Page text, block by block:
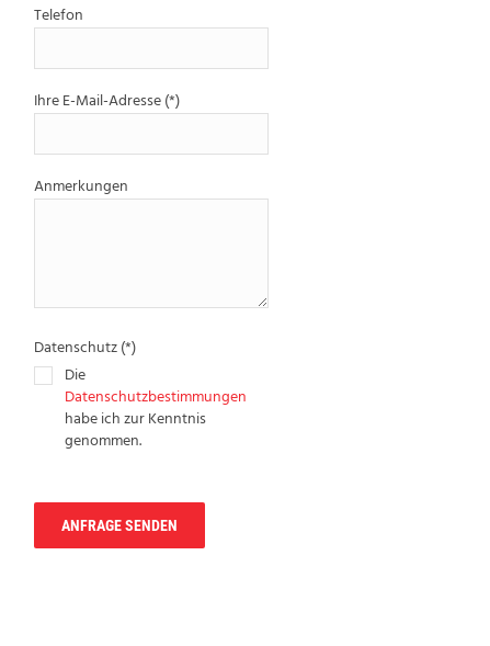
Telefon
Ihre E-Mail-Adresse (*)
Anmerkungen
Datenschutz (*)
Die
Datenschutzbestimmungen
habe ich zur Kenntnis
genommen.